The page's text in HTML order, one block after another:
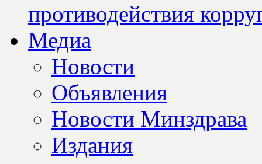
противодействия
Медиа
Новости
Объявления
Новости Минздрава
Издания